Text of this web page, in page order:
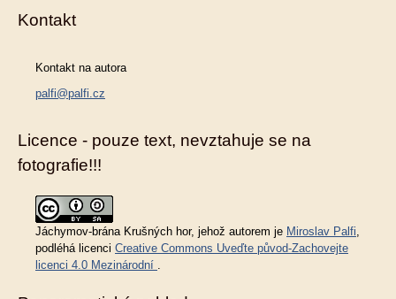
Kontakt
Kontakt na autora
palfi@palfi.cz
Licence - pouze text, nevztahuje se na
fotografie!!!
Jáchymov-brána Krušných hor, jehož autorem je Miroslav Palfi,
podléhá licenci Creative Commons Uveďte původ-Zachovejte
licenci 4.0 Mezinárodní .